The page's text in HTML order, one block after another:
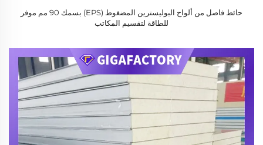
حائط فاصل من ألواح البوليسترين المضغوط (EPS) بسمك 90 مم موفر
للطاقة لتقسيم المكاتب